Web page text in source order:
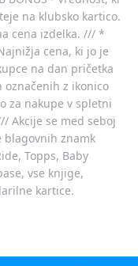
na klubsko kartico.
cena izdelka. /// *
cena, ki jo je
na dan pričetka
označenih z ikonico
za nakupe v spletni
Akcije se med seboj
blagovnih znamk
Topps, Baby
vse knjige,
kartice.